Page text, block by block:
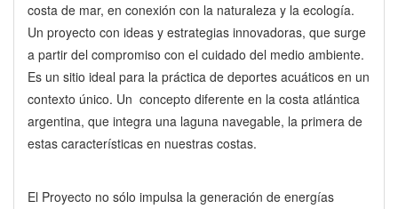
costa de mar, en conexión con la naturaleza y la ecología.
Un proyecto con ideas y estrategias innovadoras, que surge
a partir del compromiso con el cuidado del medio ambiente.
Es un sitio ideal para la práctica de deportes acuáticos en un
contexto único. Un concepto diferente en la costa atlántica
argentina, que integra una laguna navegable, la primera de
estas características en nuestras costas.
El Proyecto no sólo impulsa la generación de energías